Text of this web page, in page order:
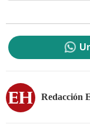
Redacción